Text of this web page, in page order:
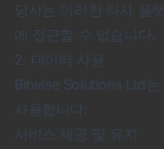
당사는 이러한 타사 플
에 접근할 수 없습니다.
2. 데이터 사용
Bitwise Solutions Ltd
사용합니다:
서비스 제공 및 유지